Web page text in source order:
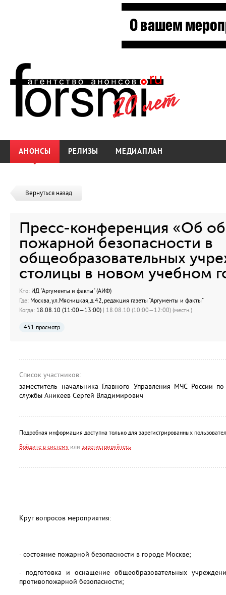
АНОНСЫ РЕЛИЗЫ МЕДИАПЛАН
Вернуться назад
Пресс-конференция «Об
пожарной безопасности в
общеобразовательных
столицы в новом учебном
Кто: ИД "Аргументы и факты" (АИФ)
Где: Москва, ул.Мясницкая, д.42, редакция газеты "Аргументы и факты"
Когда: 18.08.10 (11:00—13:00) | 18.08.10 (10:00—12:00) (местн.)
451 просмотр
Список участников:
заместитель начальника Главного Управления МЧС России
службы Аникеев Сергей Владимирович
Подробная информация доступна только для зарегистрированных
Войдите в систему или зарегистрируйтесь
Круг вопросов мероприятия:
· состояние пожарной безопасности в городе Москве;
· подготовка и оснащение общеобразовательных
противопожарной безопасности;